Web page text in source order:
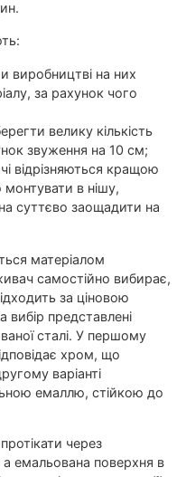
виробництві на них
за рахунок чого
велику кількість
звуження на 10 см;
відрізняються кращою
монтувати в нішу,
суттєво заощадити на
матеріалом
самостійно вибирає,
за ціновою
вибір представлені
сталі. У першому
хром, що
варіанті
емаллю, стійкою до
через
а емальована поверхня в